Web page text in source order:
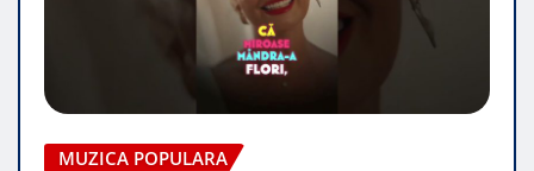
MUZICA POPULARA